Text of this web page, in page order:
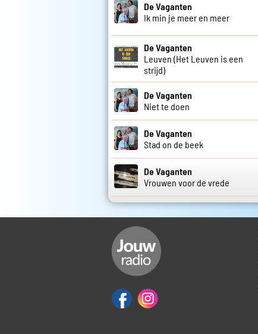
De Vaganten
Ik min je meer en meer
De Vaganten
Leuven (Het Leuven is een
strijd)
De Vaganten
Niet te doen
De Vaganten
Stad on de beek
De Vaganten
Vrouwen voor de vrede